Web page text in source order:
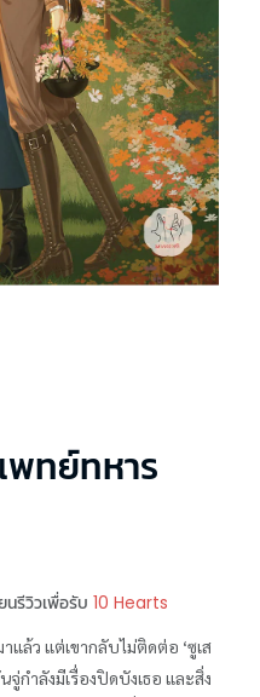
พทย์ทหาร
นรีวิวเพื่อรับ 10 Hearts
แล้ว แต่เขากลับไม่ติดต่อ ‘ซูเส
กำลังมีเรื่องปิดบังเธอ และสิ่ง